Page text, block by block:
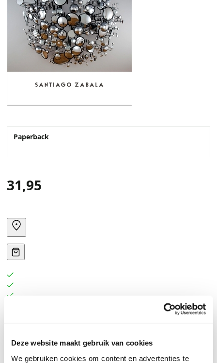
Deze website maakt gebruik van cookies
We gebruiken cookies om content en advertenties te
Paperback
31,95
Santiago Zabala asks us to think of philosophy as a